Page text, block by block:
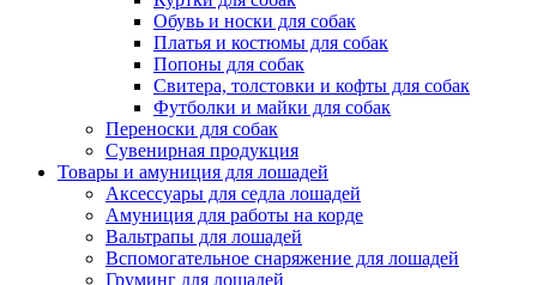
Обувь и носки для собак
Платья и костюмы для собак
Попоны для собак
Свитера, толстовки и кофты для собак
Футболки и майки для собак
Переноски для собак
Сувенирная продукция
Товары и амуниция для лошадей
Аксессуары для седла лошадей
Амуниция для работы на корде
Вальтрапы для лошадей
Вспомогательное снаряжение для лошадей
Груминг для лошадей